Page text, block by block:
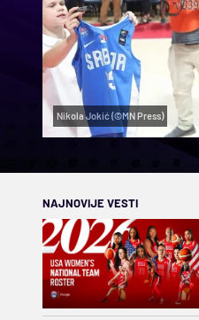
Nikola Jokić (©MN Press)
NAJNOVIJE VESTI